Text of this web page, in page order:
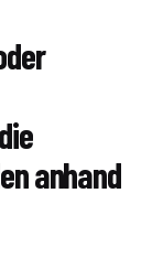
anhand